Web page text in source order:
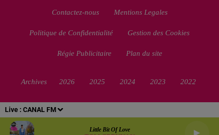
Live : CANAL FM
Little Bit Of Love
Contactez-nous Mentions Legales
Politique de Confidentialité Gestion des Cookies
Régie Publicitaire Plan du site
Archives 2026 2025 2024 2023 2022